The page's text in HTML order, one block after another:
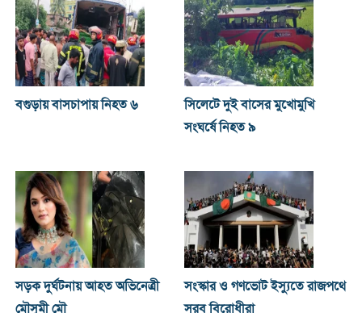
বগুড়ায় বাসচাপায় নিহত ৬
সিলেটে দুই বাসের মুখোমুখি
সংঘর্ষে নিহত ৯
সড়ক দুর্ঘটনায় আহত অভিনেত্রী
মৌসুমী মৌ
সংস্কার ও গণভোট ইস্যুতে রাজপথে
সরব বিরোধীরা